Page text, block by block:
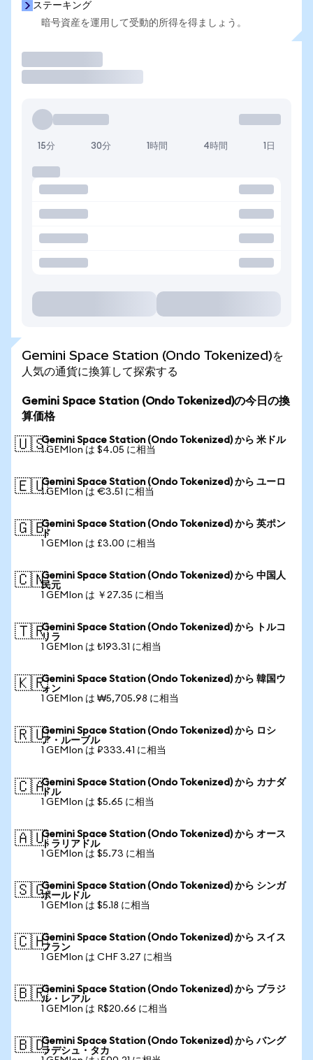
ステーキング
暗号資産を運用して受動的所得を得ましょう。
15分 30分 1時間 4時間 1日
Gemini Space Station (Ondo Tokenized)を
人気の通貨に換算して探索する
Gemini Space Station (Ondo Tokenized)の今日の換
算価格
🇺🇸Gemini Space Station (Ondo Tokenized) から 米ドル
1 GEMIon は $4.05 に相当
🇪🇺Gemini Space Station (Ondo Tokenized) から ユーロ
1 GEMIon は €3.51 に相当
🇬🇧Gemini Space Station (Ondo Tokenized) から 英ポン
ド
1 GEMIon は £3.00 に相当
🇨🇳Gemini Space Station (Ondo Tokenized) から 中国人
民元
1 GEMIon は ￥27.35 に相当
🇹🇷Gemini Space Station (Ondo Tokenized) から トルコ
リラ
1 GEMIon は ₺193.31 に相当
🇰🇷Gemini Space Station (Ondo Tokenized) から 韓国ウ
ォン
1 GEMIon は ₩5,705.98 に相当
🇷🇺Gemini Space Station (Ondo Tokenized) から ロシ
ア・ルーブル
1 GEMIon は ₽333.41 に相当
🇨🇦Gemini Space Station (Ondo Tokenized) から カナダ
ドル
1 GEMIon は $5.65 に相当
🇦🇺Gemini Space Station (Ondo Tokenized) から オース
トラリアドル
1 GEMIon は $5.73 に相当
🇸🇬Gemini Space Station (Ondo Tokenized) から シンガ
ポールドル
1 GEMIon は $5.18 に相当
🇨🇭Gemini Space Station (Ondo Tokenized) から スイス
フラン
1 GEMIon は CHF 3.27 に相当
🇧🇷Gemini Space Station (Ondo Tokenized) から ブラジ
ル・レアル
1 GEMIon は R$20.66 に相当
🇧🇩Gemini Space Station (Ondo Tokenized) から バング
ラデシュ・タカ